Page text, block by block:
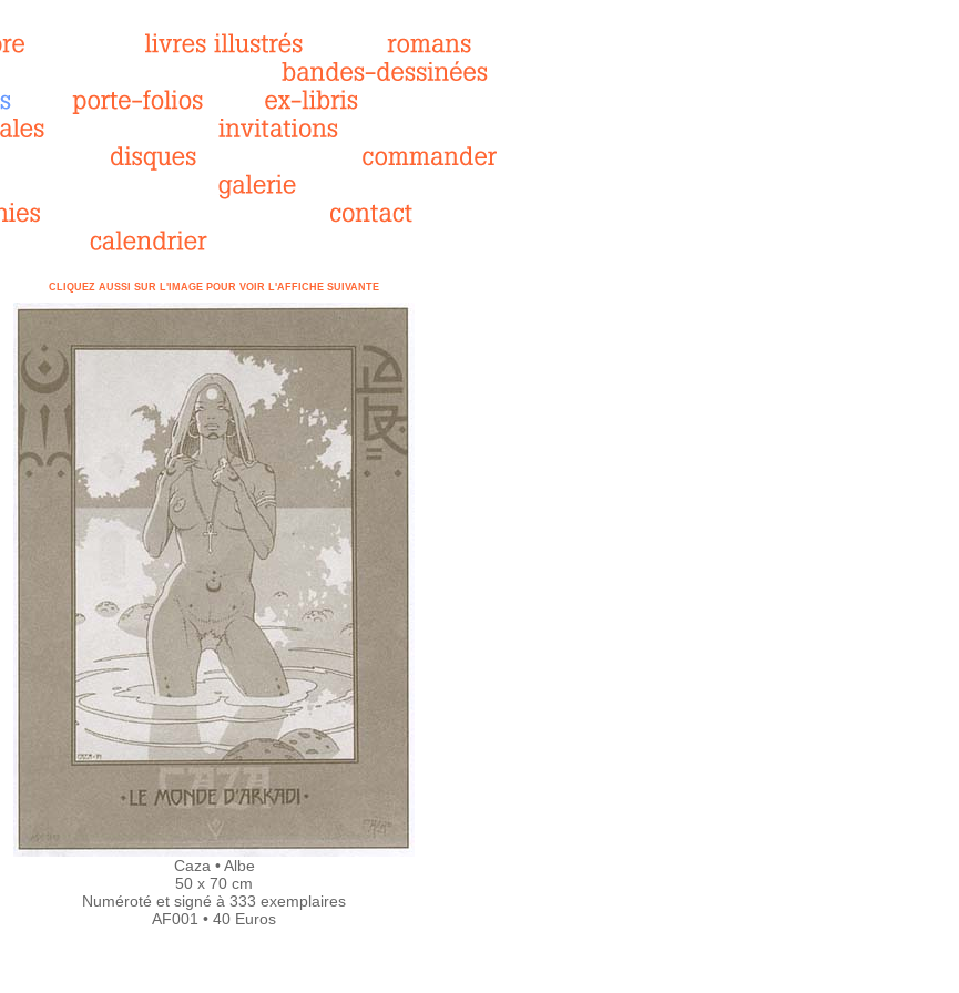
CLIQUEZ AUSSI SUR L'IMAGE POUR VOIR L'AFFICHE SUIVANTE
Caza • Albe
50 x 70 cm
Numéroté et signé à 333 exemplaires
AF001 • 40 Euros